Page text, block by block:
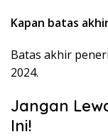
Kapan batas
Batas akhir
2024.
Jangan
Ini!